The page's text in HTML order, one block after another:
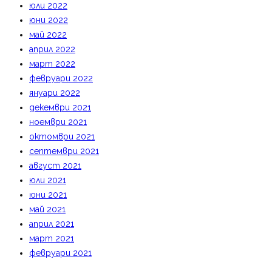
юли 2022
юни 2022
май 2022
април 2022
март 2022
февруари 2022
януари 2022
декември 2021
ноември 2021
октомври 2021
септември 2021
август 2021
юли 2021
юни 2021
май 2021
април 2021
март 2021
февруари 2021